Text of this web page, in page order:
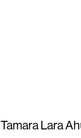
Tamara Lara